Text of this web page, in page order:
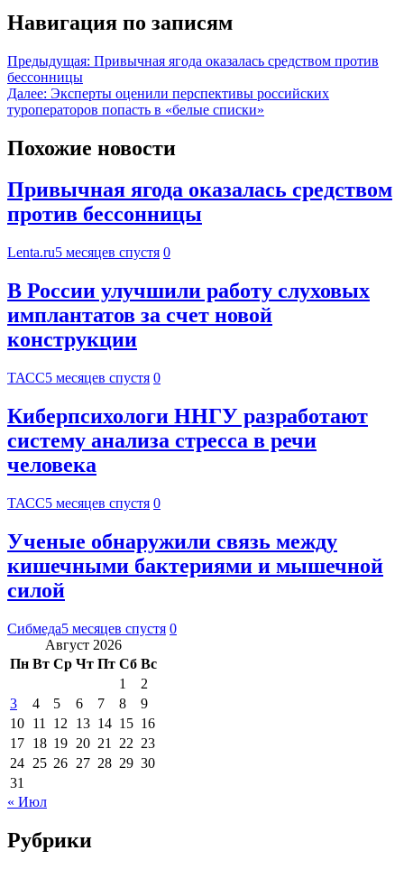
Навигация по записям
Предыдущая: Привычная ягода оказалась средством против
бессонницы
Далее: Эксперты оценили перспективы российских
туроператоров попасть в «белые списки»
Похожие новости
Привычная ягода оказалась средством
против бессонницы
Lenta.ru5 месяцев спустя 0
В России улучшили работу слуховых
имплантатов за счет новой
конструкции
ТАСС5 месяцев спустя 0
Киберпсихологи ННГУ разработают
систему анализа стресса в речи
человека
ТАСС5 месяцев спустя 0
Ученые обнаружили связь между
кишечными бактериями и мышечной
силой
Сибмеда5 месяцев спустя 0
Август 2026
Пн Вт Ср Чт Пт Сб Вс
1
2
3
4 5 6 7 8
9
10 11 12 13 14 15 16
17 18 19 20 21 22 23
24 25 26 27 28 29 30
31
« Июл
Рубрики